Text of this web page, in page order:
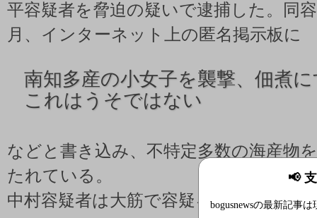
📢
bogusnewsの最新記事は
平容疑者を脅迫の疑いで逮捕した。同
月、インターネット上の匿名掲示板に
南知多産の小女子を襲撃、佃煮
これはうそではない
などと書き込み、不特定多数の海産物
たれている。
中村容疑者は大筋で容疑を認めており、